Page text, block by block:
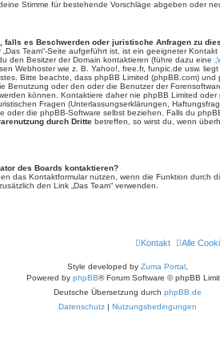
Stimme für bestehende Vorschläge abgeben oder
falls es Beschwerden oder juristische Anfragen zu
Team“-Seite aufgeführt ist, ist ein geeigneter
den Besitzer der Domain kontaktieren (führe dazu eine
Webhoster wie z. B. Yahoo!, free.fr, funpic.de usw.
Bitte beachte, dass phpBB Limited (phpBB.com)
Benutzung oder den oder die Benutzer der
können. Kontaktiere daher nie phpBB Limited
Fragen (Unterlassungserklärungen,
oder die phpBB-Software selbst beziehen. Falls du
durch Dritte betreffen, so wirst du, wenn
des Boards kontaktieren?
das Kontaktformular nutzen, wenn die Funktion durch
den Link „Das Team“ verwenden.
Alle
Kontakt
Style developed by Zuma Portal ,
Powered by phpBB® Forum Software © phpBB
Deutsche Übersetzung durch phpBB.de
Datenschutz
Nutzungsbedingungen